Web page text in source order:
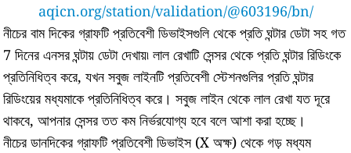
aqicn.org/station/validation/@603196/bn/
নীচের বাম দিকের গ্রাফটি প্রতিবেশী ডিভাইসগুলি থেকে প্রতি ঘন্টার ডেটা সহ গত
7 দিনের এনসর ঘন্টায় ডেটা দেখায়৷ লাল রেখাটি সেন্সর থেকে প্রতি ঘন্টার রিডিংকে
প্রতিনিধিত্ব করে, যখন সবুজ লাইনটি প্রতিবেশী স্টেশনগুলির প্রতি ঘন্টার
রিডিংয়ের মধ্যমাকে প্রতিনিধিত্ব করে। সবুজ লাইন থেকে লাল রেখা যত দূরে
থাকবে, আপনার সেন্সর তত কম নির্ভরযোগ্য হবে বলে আশা করা হচ্ছে।
নীচের ডানদিকের গ্রাফটি প্রতিবেশী ডিভাইস (X অক্ষ) থেকে গড় মধ্যম